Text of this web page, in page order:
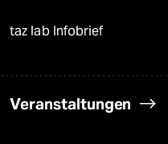
taz lab Infobrief
Veranstaltungen